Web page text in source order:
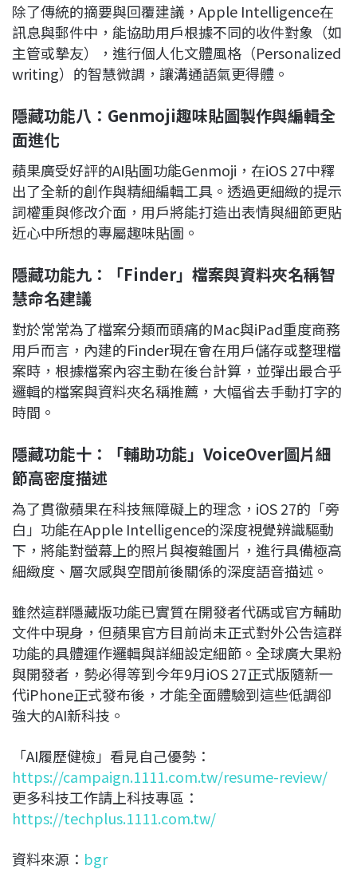
除了傳統的摘要與回覆建議，Apple Intelligence在
訊息與郵件中，能協助用戶根據不同的收件對象（如
主管或摯友），進行個人化文體風格（Personalized
writing）的智慧微調，讓溝通語氣更得體。
隱藏功能八：Genmoji趣味貼圖製作與編輯全
面進化
蘋果廣受好評的AI貼圖功能Genmoji，在iOS 27中釋
出了全新的創作與精細編輯工具。透過更細緻的提示
詞權重與修改介面，用戶將能打造出表情與細節更貼
近心中所想的專屬趣味貼圖。
隱藏功能九：「Finder」檔案與資料夾名稱智
慧命名建議
對於常常為了檔案分類而頭痛的Mac與iPad重度商務
用戶而言，內建的Finder現在會在用戶儲存或整理檔
案時，根據檔案內容主動在後台計算，並彈出最合乎
邏輯的檔案與資料夾名稱推薦，大幅省去手動打字的
時間。
隱藏功能十：「輔助功能」VoiceOver圖片細
節高密度描述
為了貫徹蘋果在科技無障礙上的理念，iOS 27的「旁
白」功能在Apple Intelligence的深度視覺辨識驅動
下，將能對螢幕上的照片與複雜圖片，進行具備極高
細緻度、層次感與空間前後關係的深度語音描述。
雖然這群隱藏版功能已實質在開發者代碼或官方輔助
文件中現身，但蘋果官方目前尚未正式對外公告這群
功能的具體運作邏輯與詳細設定細節。全球廣大果粉
與開發者，勢必得等到今年9月iOS 27正式版隨新一
代iPhone正式發布後，才能全面體驗到這些低調卻
強大的AI新科技。
「AI履歷健檢」看見自己優勢：
https://campaign.1111.com.tw/resume-review/
更多科技工作請上科技專區：
https://techplus.1111.com.tw/
資料來源： bgr